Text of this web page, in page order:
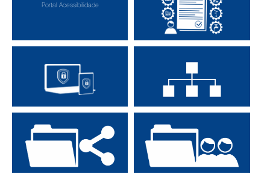
Portal Acessibilidade
Carta de Serviços
Política de Privacidade Site: Mapa Completo